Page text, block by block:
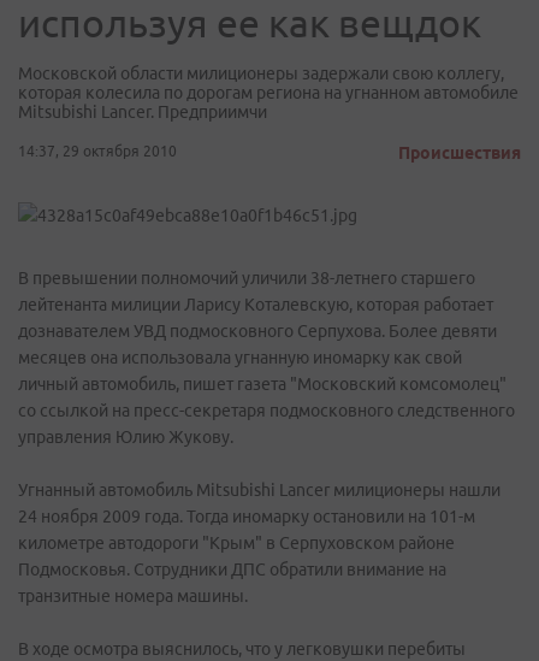
используя ее как вещдок
Московской области милиционеры задержали свою коллегу,
которая колесила по дорогам региона на угнанном автомобиле
Mitsubishi Lancer. Предприимчи
14:37, 29 октября 2010 Происшествия
В превышении полномочий уличили 38-летнего старшего
лейтенанта милиции Ларису Коталевскую, которая работает
дознавателем УВД подмосковного Серпухова. Более девяти
месяцев она использовала угнанную иномарку как свой
личный автомобиль, пишет газета "Московский комсомолец"
со ссылкой на пресс-секретаря подмосковного следственного
управления Юлию Жукову.
Угнанный автомобиль Mitsubishi Lancer милиционеры нашли
24 ноября 2009 года. Тогда иномарку остановили на 101-м
километре автодороги "Крым" в Серпуховском районе
Подмосковья. Сотрудники ДПС обратили внимание на
транзитные номера машины.
В ходе осмотра выяснилось, что у легковушки перебиты